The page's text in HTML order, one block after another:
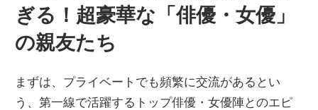
ぎる！超豪華な「俳優・女優」
の親友たち
まずは、プライベートでも頻繁に交流があるとい
う、第一線で活躍するトップ俳優・女優陣とのエピ